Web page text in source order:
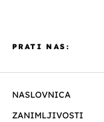
NASLOVNICA
ZANIMLJIVOSTI
PRATI NAS: